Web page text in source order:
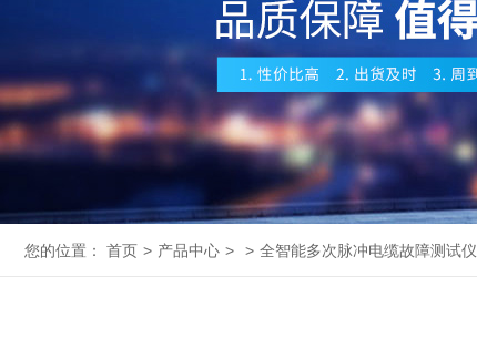
您的位置： 首页 > 产品中心 > > 全智能多次脉冲电缆故障测试仪